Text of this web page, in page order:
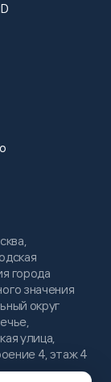
города
значения
округ
улица,
4, этаж 4